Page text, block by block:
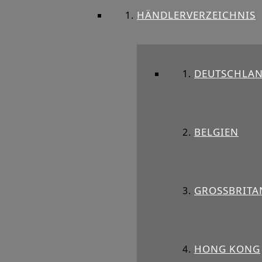
HÄNDLERVERZEICHNIS
BELGIEN
HONG KONG